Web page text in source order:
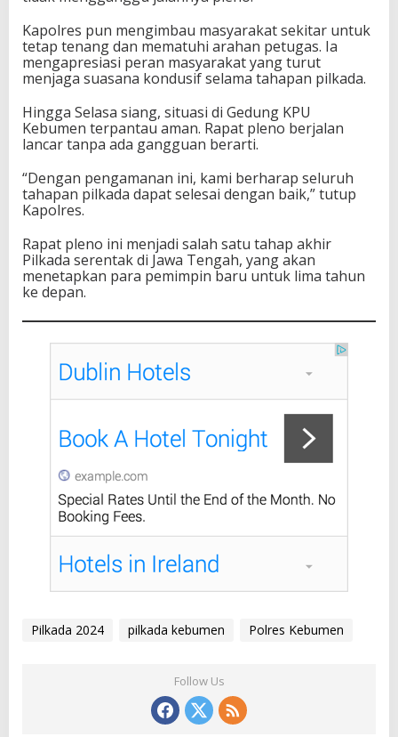
Kapolres pun mengimbau masyarakat sekitar untuk
tetap tenang dan mematuhi arahan petugas. Ia
mengapresiasi peran masyarakat yang turut
menjaga suasana kondusif selama tahapan pilkada.
Hingga Selasa siang, situasi di Gedung KPU
Kebumen terpantau aman. Rapat pleno berjalan
lancar tanpa ada gangguan berarti.
“Dengan pengamanan ini, kami berharap seluruh
tahapan pilkada dapat selesai dengan baik,” tutup
Kapolres.
Rapat pleno ini menjadi salah satu tahap akhir
Pilkada serentak di Jawa Tengah, yang akan
menetapkan para pemimpin baru untuk lima tahun
ke depan.
Pilkada 2024 pilkada kebumen Polres Kebumen
Follow Us